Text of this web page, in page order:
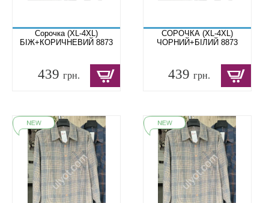
Сорочка (XL-4XL)
БІЖ+КОРИЧНЕВИЙ 8873
439 грн.
СОРОЧКА (XL-4XL)
ЧОРНИЙ+БІЛИЙ 8873
439грн.